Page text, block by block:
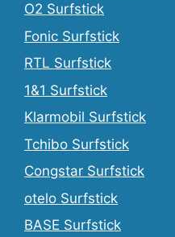
O2 Surfstick
Fonic Surfstick
RTL Surfstick
1&1 Surfstick
Klarmobil Surfstick
Tchibo Surfstick
Congstar Surfstick
otelo Surfstick
BASE Surfstick